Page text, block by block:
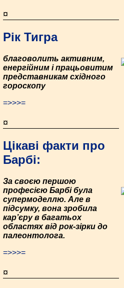
¤
Рік Тигра
благоволить активним,
енергійним і працьовитим
представникам східного
гороскопу
=>>>=
¤
Цікаві факти про
Барбі:
За своєю першою
професією Барбі була
супермоделлю. Але в
підсумку, вона зробила
кар’єру в багатьох
областях від рок-зірки до
палеонтолога.
=>>>=
¤